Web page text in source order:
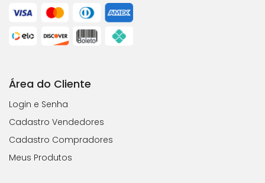
Área do Cliente
Login e Senha
Cadastro Vendedores
Cadastro Compradores
Meus Produtos